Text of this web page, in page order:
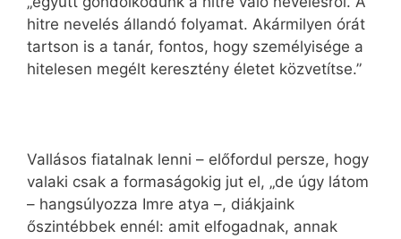
hitre nevelés állandó folyamat. Akármilyen órát
tartson is a tanár, fontos, hogy személyisége a
hitelesen megélt keresztény életet közvetítse.”
Vallásos fiatalnak lenni – előfordul persze, hogy
valaki csak a formaságokig jut el, „de úgy látom
– hangsúlyozza Imre atya –, diákjaink
őszintébbek ennél: amit elfogadnak, annak